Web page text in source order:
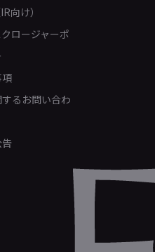
向け）
ロージャーポ
るお問い合わ